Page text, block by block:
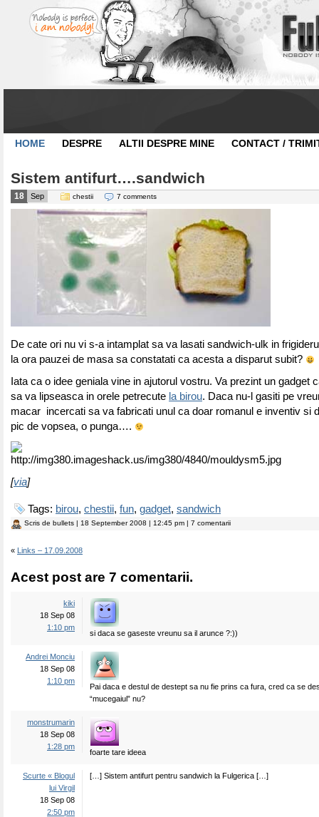
HOME DESPRE ALTII DESPRE MINE CONTACT /
Sistem antifurt….sandwich
18 Sep chestii 7 comments
De cate ori nu vi s-a intamplat sa va lasati sandwich-ulk in
la ora pauzei de masa sa constatati ca acesta a disparut subit?
Iata ca o idee geniala vine in ajutorul vostru. Va prezint un gadget
sa va lipseasca in orele petrecute la birou. Daca nu-l gasiti pe
macar incercati sa va fabricati unul ca doar romanul e inventiv si
pic de vopsea, o punga….
[via]
Tags: birou, chestii, fun, gadget, sandwich
Scris de bullets | 18 September 2008 | 12:45 pm | 7 comentarii
« Links – 17.09.2008
Acest post are 7 comentarii.
kiki
18 Sep 08
1:10 pm
si daca se gaseste vreunu sa il arunce ?:))
Andrei Monciu
18 Sep 08
1:10 pm
Pai daca e destul de destept sa nu fie prins ca fura, cred ca se
“mucegaiul” nu?
monstrumarin
18 Sep 08
1:28 pm
foarte tare ideea
Scurte « Blogul
lui Virgil
18 Sep 08
2:50 pm
[…] Sistem antifurt pentru sandwich la Fulgerica […]